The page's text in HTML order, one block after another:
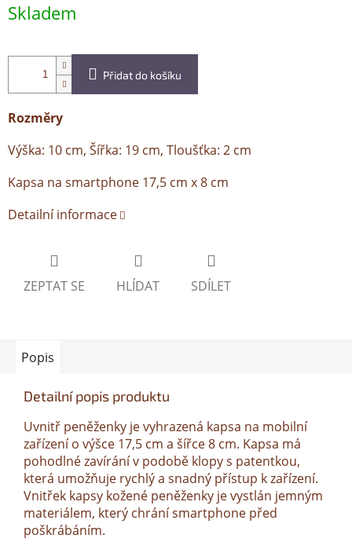
cena:
Skladem
Přidat do košíku
Rozměry
Výška: 10 cm, Šířka: 19 cm, Tloušťka: 2 cm
Kapsa na smartphone 17,5 cm x 8 cm
Detailní informace
ZEPTAT SE HLÍDAT SDÍLET
Popis
Detailní popis produktu
Uvnitř peněženky je vyhrazená kapsa na mobilní
zařízení o výšce 17,5 cm a šířce 8 cm. Kapsa má
pohodlné zavírání v podobě klopy s patentkou,
která umožňuje rychlý a snadný přístup k zařízení.
Vnitřek kapsy kožené peněženky je vystlán jemným
materiálem, který chrání smartphone před
poškrábáním.